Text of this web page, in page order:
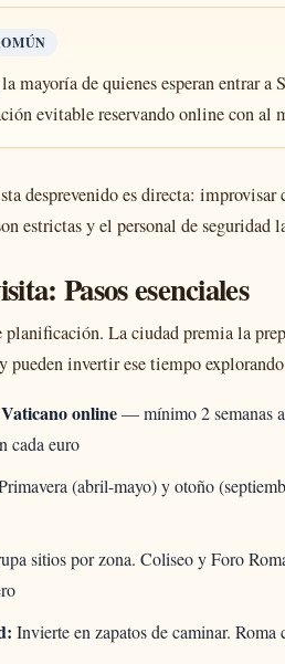
mayoría de quienes esperan entrar
evitable reservando online con al
desprevenido es directa:
estrictas y el personal de seguridad
Pasos esenciales
La ciudad premia la
pueden invertir ese tiempo
online— mínimo 2 semanas
cada euro
(abril-mayo) y otoño
sitios por zona. Coliseo y Foro
Invierte en zapatos de caminar.